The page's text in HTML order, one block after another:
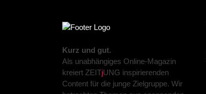
Kurz und gut.
Als unabhängiges Online-Magazin
kreiert ZEITjUNG inspirierenden
Content für die junge Zielgruppe. Wir